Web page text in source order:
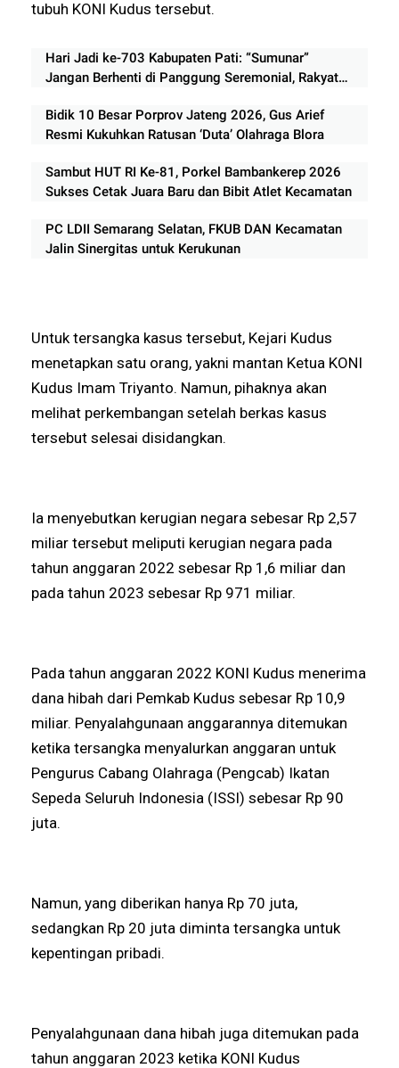
tubuh KONI Kudus tersebut.
Hari Jadi ke-703 Kabupaten Pati: “Sumunar”
Jangan Berhenti di Panggung Seremonial, Rakyat
Bidik 10 Besar Porprov Jateng 2026, Gus Arief
Resmi Kukuhkan Ratusan ‘Duta’ Olahraga Blora
Sambut HUT RI Ke-81, Porkel Bambankerep 2026
Sukses Cetak Juara Baru dan Bibit Atlet Kecamatan
PC LDII Semarang Selatan, FKUB DAN Kecamatan
Jalin Sinergitas untuk Kerukunan
Untuk tersangka kasus tersebut, Kejari Kudus
menetapkan satu orang, yakni mantan Ketua KONI
Kudus Imam Triyanto. Namun, pihaknya akan
melihat perkembangan setelah berkas kasus
tersebut selesai disidangkan.
Ia menyebutkan kerugian negara sebesar Rp 2,57
miliar tersebut meliputi kerugian negara pada
tahun anggaran 2022 sebesar Rp 1,6 miliar dan
pada tahun 2023 sebesar Rp 971 miliar.
Pada tahun anggaran 2022 KONI Kudus menerima
dana hibah dari Pemkab Kudus sebesar Rp 10,9
miliar. Penyalahgunaan anggarannya ditemukan
ketika tersangka menyalurkan anggaran untuk
Pengurus Cabang Olahraga (Pengcab) Ikatan
Sepeda Seluruh Indonesia (ISSI) sebesar Rp 90
juta.
Namun, yang diberikan hanya Rp 70 juta,
sedangkan Rp 20 juta diminta tersangka untuk
kepentingan pribadi.
Penyalahgunaan dana hibah juga ditemukan pada
tahun anggaran 2023 ketika KONI Kudus